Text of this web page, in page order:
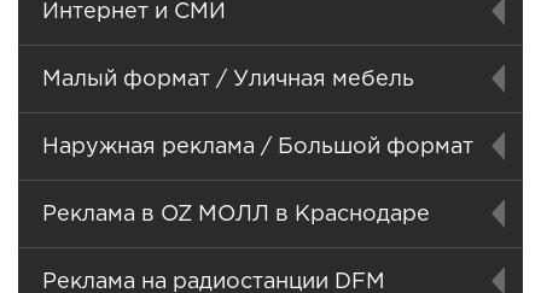
Интернет и СМИ
Малый формат / Уличная мебель
Наружная реклама / Большой формат
Реклама в OZ МОЛЛ в Краснодаре
Реклама на радиостанции DFM